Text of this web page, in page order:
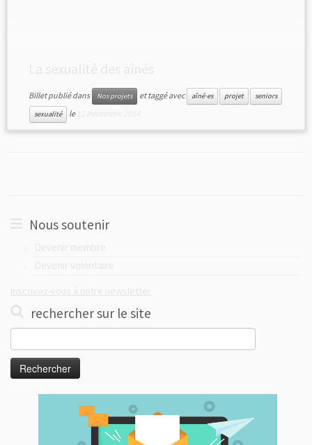
La sexualité des aînés
Billet publié dans Nos projets et taggé avec aîné·es projet
seniors
sexualité
le
Nous soutenir
Devenir membre
Devenir volontaire
rechercher sur le site